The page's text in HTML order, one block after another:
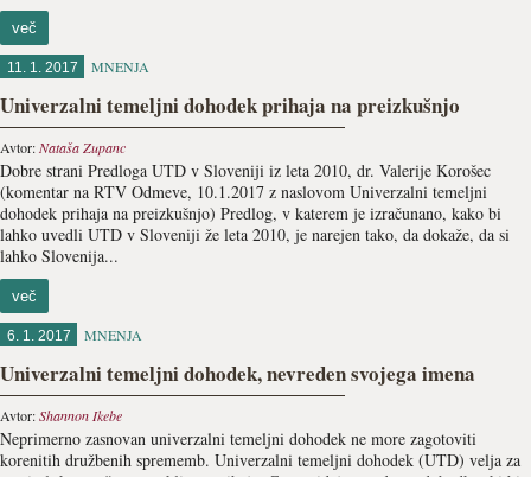
več
11. 1. 2017 MNENJA
Univerzalni temeljni dohodek prihaja na preizkušnjo
Avtor:Nataša Zupanc
Dobre strani Predloga UTD v Sloveniji iz leta 2010, dr. Valerije Korošec
(komentar na RTV Odmeve, 10.1.2017 z naslovom Univerzalni temeljni
dohodek prihaja na preizkušnjo) Predlog, v katerem je izračunano, kako bi
lahko uvedli UTD v Sloveniji že leta 2010, je narejen tako, da dokaže, da si
lahko Slovenija...
več
6. 1. 2017 MNENJA
Univerzalni temeljni dohodek, nevreden svojega imena
Avtor:Shannon Ikebe
Neprimerno zasnovan univerzalni temeljni dohodek ne more zagotoviti
korenitih družbenih sprememb. Univerzalni temeljni dohodek (UTD) velja za